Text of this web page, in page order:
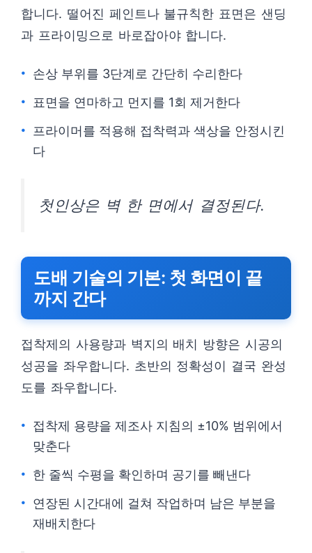
합니다. 떨어진 페인트나 불규칙한 표면은 샌딩
과 프라이밍으로 바로잡아야 합니다.
손상 부위를 3단계로 간단히 수리한다
표면을 연마하고 먼지를 1회 제거한다
프라이머를 적용해 접착력과 색상을 안정시킨
다
첫인상은 벽 한 면에서 결정된다.
도배 기술의 기본: 첫 화면이 끝
까지 간다
접착제의 사용량과 벽지의 배치 방향은 시공의
성공을 좌우합니다. 초반의 정확성이 결국 완성
도를 좌우합니다.
접착제 용량을 제조사 지침의 ±10% 범위에서
맞춘다
한 줄씩 수평을 확인하며 공기를 빼낸다
연장된 시간대에 걸쳐 작업하며 남은 부분을
재배치한다